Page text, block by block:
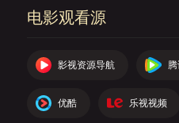
电影观看源
影视资源导航
优酷 乐视视频